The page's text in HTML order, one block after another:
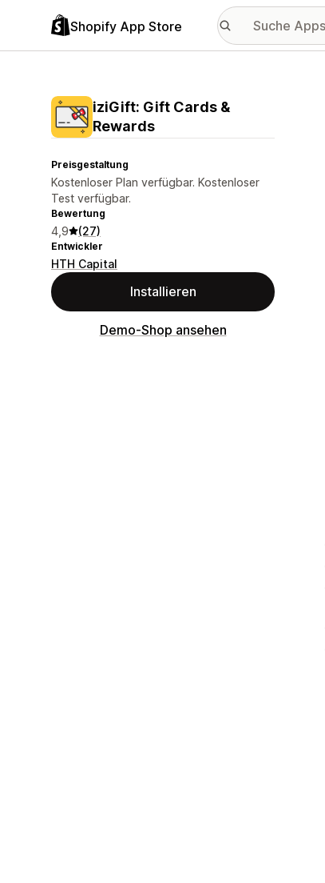
Shopify App Store
iziGift: Gift Cards &
Rewards
Preisgestaltung
Kostenloser Plan verfügbar. Kostenloser
Test verfügbar.
Bewertung
4,9 (27)
Entwickler
HTH Capital
Installieren
Demo-Shop ansehen